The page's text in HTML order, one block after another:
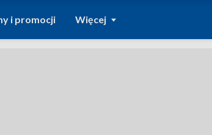
i promocji Więcej